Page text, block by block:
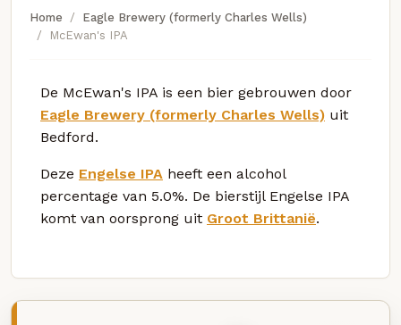
Home
Eagle Brewery (formerly Charles Wells)
McEwan's IPA
De McEwan's IPA is een bier gebrouwen door
Eagle Brewery (formerly Charles Wells) uit
Bedford.
Deze Engelse IPA heeft een alcohol
percentage van 5.0%. De bierstijl Engelse IPA
komt van oorsprong uit Groot Brittanië.